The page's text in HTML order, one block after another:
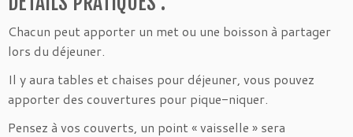
Chacun peut apporter un met ou une boisson à partager
lors du déjeuner.
Il y aura tables et chaises pour déjeuner, vous pouvez
apporter des couvertures pour pique-niquer.
Pensez à vos couverts, un point « vaisselle » sera